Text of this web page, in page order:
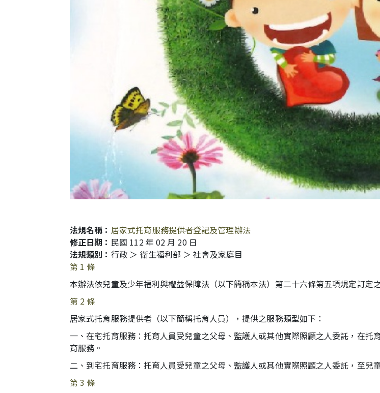
法規名稱： 居家式托育服務提供者登記及管理辦法
修正日期： 民國 112 年 02 月 20 日
法規類別： 行政 ＞ 衛生福利部 ＞ 社會及家庭目
第 1 條
本辦法依兒童及少年福利與權益保障法（以下簡稱本法）第二十六條第五項規定訂定
第 2 條
居家式托育服務提供者（以下簡稱托育人員），提供之服務類型如下：
一、在宅托育服務：托育人員受兒童之父母、監護人或其他實際照顧之人委託，在
育服務。
二、到宅托育服務：托育人員受兒童之父母、監護人或其他實際照顧之人委託，至兒
第 3 條